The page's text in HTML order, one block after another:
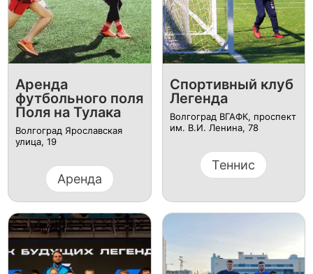
Аренда
футбольного поля
Поля на Тулака
Волгоград Ярославская
улица, 19
Аренда
Спортивный клуб
Легенда
Волгоград ВГАФК, проспект
им. В.И. Ленина, 78
Теннис